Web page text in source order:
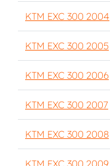
KTM EXC 300 2004
KTM EXC 300 2005
KTM EXC 300 2006
KTM EXC 300 2007
KTM EXC 300 2008
KTM EXC 300 2009